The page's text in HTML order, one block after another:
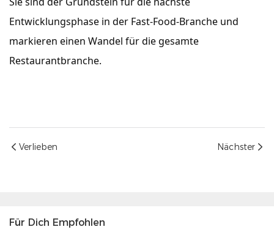
Entwicklungsphase in der Fast-Food-Branche und
markieren einen Wandel für die gesamte
Restaurantbranche.
Verlieben Nächster
Für Dich Empfohlen